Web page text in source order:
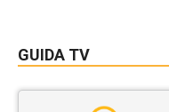
GUIDA TV